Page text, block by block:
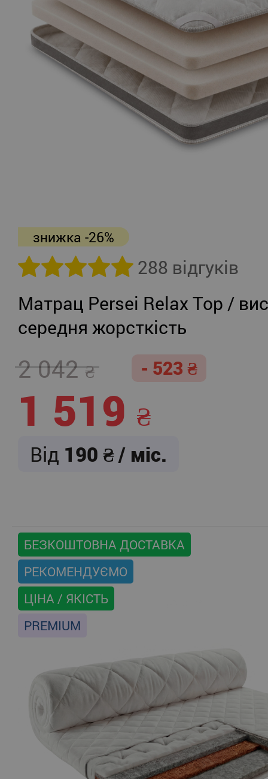
знижка -26%
288 відгуків
Матрац Persei Relax Top /
середня жорсткість
2 042 - 523
1 519
Від 190 / міс.
БЕЗКОШТОВНА ДОСТАВКА
РЕКОМЕНДУЄМО
ЦІНА / ЯКІСТЬ
PREMIUM